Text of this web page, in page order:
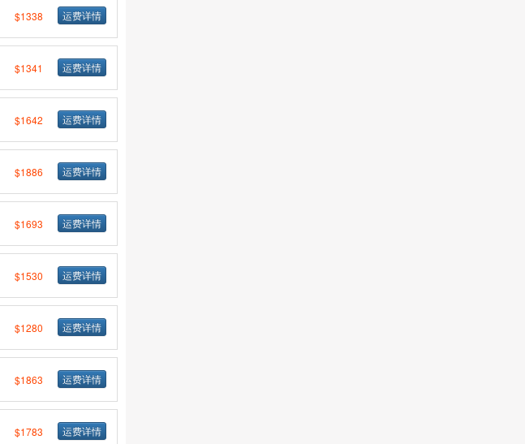
$1338 运费详情
$1341 运费详情
$1642 运费详情
$1886 运费详情
$1693 运费详情
$1530 运费详情
$1280 运费详情
$1863 运费详情
$1783 运费详情